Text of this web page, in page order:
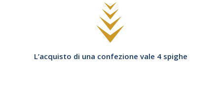
L’acquisto di una confezione vale 4 spighe